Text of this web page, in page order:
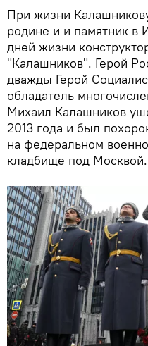
При жизни
родине и и памятник в
дней жизни
"Калашников". Герой
дважды Герой
обладатель
Михаил Калашников
2013 года и был
на федеральном
кладбище под Москвой.